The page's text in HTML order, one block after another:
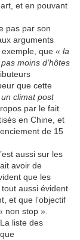
et en pouvant
pas par son
arguments
que « la
moins d’hôtes
que cette
climat post
par le fait
en Chine, et
de 15
aussi sur les
avoir de
que les
aussi évident
et que l’objectif
non stop ».
liste des